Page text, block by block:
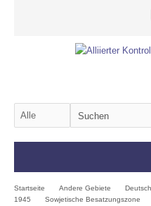
Startseite Andere Gebiete
1945
Sowjetische Besatzungszone